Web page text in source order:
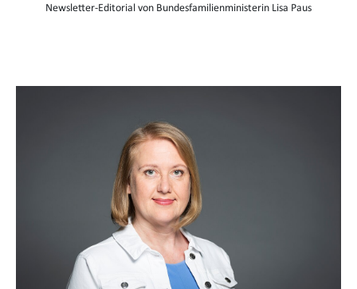
Newsletter-Editorial von Bundesfamilienministerin Lisa Paus